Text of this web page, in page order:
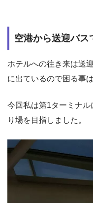
空港から送迎バス
ホテルへの往き来は送
に出ているので困る事
今回私は第1ターミナ
り場を目指しました。